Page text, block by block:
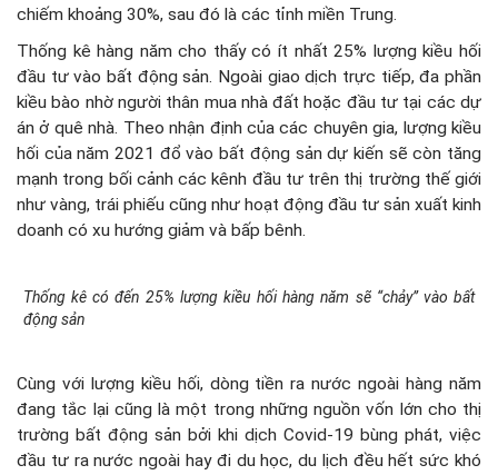
chiếm khoảng 30%, sau đó là các tỉnh miền Trung.
Thống kê hàng năm cho thấy có ít nhất 25% lượng kiều hối
đầu tư vào bất động sản. Ngoài giao dịch trực tiếp, đa phần
kiều bào nhờ người thân mua nhà đất hoặc đầu tư tại các dự
án ở quê nhà. Theo nhận định của các chuyên gia, lượng kiều
hối của năm 2021 đổ vào bất động sản dự kiến sẽ còn tăng
mạnh trong bối cảnh các kênh đầu tư trên thị trường thế giới
như vàng, trái phiếu cũng như hoạt động đầu tư sản xuất kinh
doanh có xu hướng giảm và bấp bênh.
Thống kê có đến 25% lượng kiều hối hàng năm sẽ “chảy” vào bất
động sản
Cùng với lượng kiều hối, dòng tiền ra nước ngoài hàng năm
đang tắc lại cũng là một trong những nguồn vốn lớn cho thị
trường bất động sản bởi khi dịch Covid-19 bùng phát, việc
đầu tư ra nước ngoài hay đi du học, du lịch đều hết sức khó